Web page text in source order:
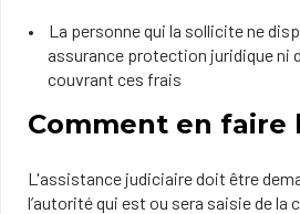
La personne qui la sollicite ne
assurance protection juridique ni
couvrant ces frais
Comment en faire
L'assistance judiciaire doit être
l’autorité qui est ou sera saisie de la